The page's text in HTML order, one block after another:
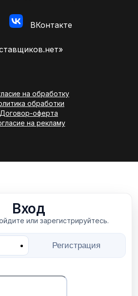
ВКонтакте
на обработку
обработки
Договор-оферта
на рекламу
Вход
или зарегистрируйтесь.
Регистрация